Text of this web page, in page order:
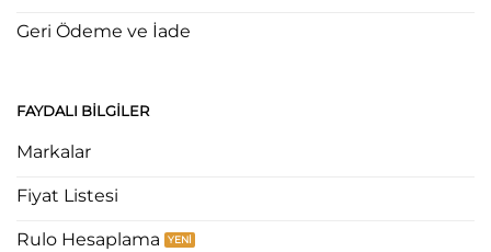
Geri Ödeme ve İade
FAYDALI BILGILER
Markalar
Fiyat Listesi
Rulo Hesaplama